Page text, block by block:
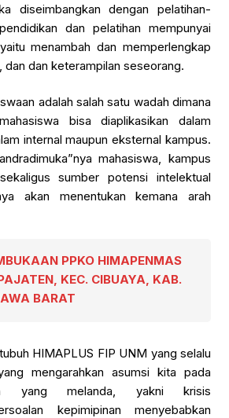
diseimbangkan dengan pelatihan-
dan pelatihan mempunyai
menambah dan memperlengkap
dan dan keterampilan seseorang.
adalah salah satu wadah dimana
bisa diaplikasikan dalam
internal maupun eksternal kampus.
mahasiswa, kampus
sumber potensi intelektual
akan menentukan kemana arah
PPKO HIMAPENMAS
KEC. CIBUAYA, KAB.
BARAT
HIMAPLUS FIP UNM yang selalu
mengarahkan asumsi kita pada
yang melanda, yakni krisis
kepimipinan menyebabkan